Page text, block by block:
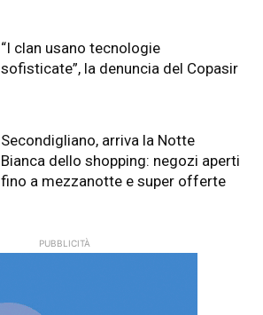
“I clan usano tecnologie
sofisticate”, la denuncia del Copasir
Secondigliano, arriva la Notte
Bianca dello shopping: negozi aperti
fino a mezzanotte e super offerte
PUBBLICITÀ